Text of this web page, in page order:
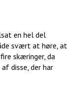
en hel del
svært at høre, at
skæringer, da
disse, der har